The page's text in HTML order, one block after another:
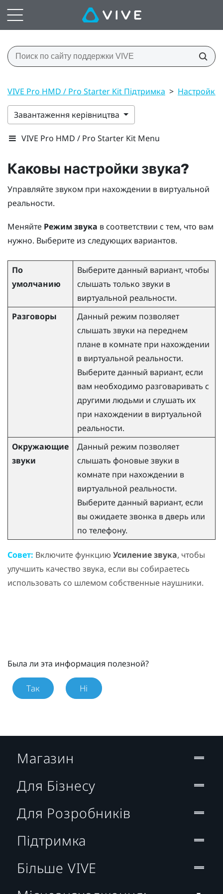
VIVE Pro HMD / Pro Starter Kit Підтримка > Настройки
Завантаження керівництва
VIVE Pro HMD / Pro Starter Kit Menu
Каковы настройки звука?
Управляйте звуком при нахождении в виртуальной
реальности.
Меняйте Режим звука в соответствии с тем, что вам
нужно. Выберите из следующих вариантов.
По
умолчанию
Выберите данный вариант, чтобы
слышать только звуки в
виртуальной реальности.
Разговоры
Данный режим позволяет
слышать звуки на переднем
плане в комнате при нахождении
в виртуальной реальности.
Выберите данный вариант, если
вам необходимо разговаривать с
другими людьми и слушать их
при нахождении в виртуальной
реальности.
Окружающие
звуки
Данный режим позволяет
слышать фоновые звуки в
комнате при нахождении в
виртуальной реальности.
Выберите данный вариант, если
вы ожидаете звонка в дверь или
по телефону.
Совет: Включите функцию Усиление звука, чтобы
улучшить качество звука, если вы собираетесь
использовать со шлемом собственные наушники.
Была ли эта информация полезной?
Так Ні
Магазин
Для Бізнесу
Для Розробників
Підтримка
Більше VIVE